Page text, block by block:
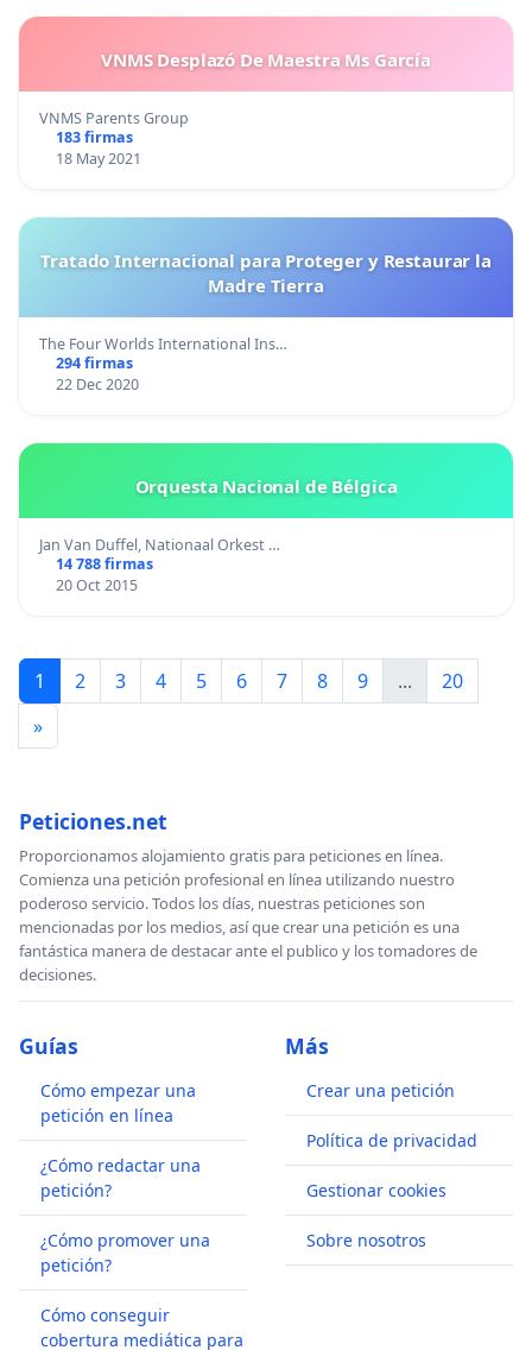
VNMS Desplazó De Maestra Ms García
VNMS Parents Group
183 firmas
18 May 2021
Tratado Internacional para Proteger y Restaurar la
Madre Tierra
The Four Worlds International Ins…
294 firmas
22 Dec 2020
Orquesta Nacional de Bélgica
Jan Van Duffel, Nationaal Orkest …
14 788 firmas
20 Oct 2015
1 2 3 4 5 6 7 8 9 ...
20
»
Peticiones.net
Proporcionamos alojamiento gratis para peticiones en línea.
Comienza una petición profesional en línea utilizando nuestro
poderoso servicio. Todos los días, nuestras peticiones son
mencionadas por los medios, así que crear una petición es una
fantástica manera de destacar ante el publico y los tomadores de
decisiones.
Guías
Cómo empezar una
petición en línea
¿Cómo redactar una
petición?
¿Cómo promover una
petición?
Cómo conseguir
cobertura mediática para
Más
Crear una petición
Política de privacidad
Gestionar cookies
Sobre nosotros